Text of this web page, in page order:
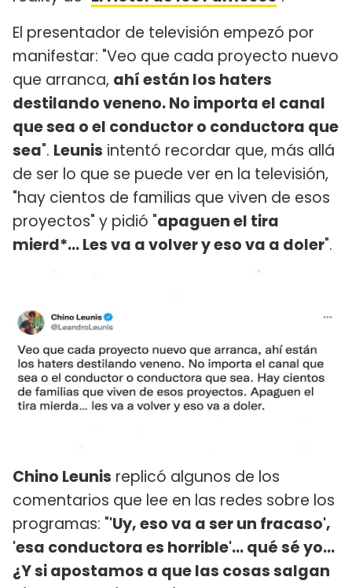
El presentador de televisión empezó por
manifestar: "Veo que cada proyecto nuevo
que arranca, ahí están los haters
destilando veneno. No importa el canal
que sea o el conductor o conductora que
sea". Leunis intentó recordar que, más allá
de ser lo que se puede ver en la televisión,
"hay cientos de familias que viven de esos
proyectos" y pidió "apaguen el tira
mierd*... Les va a volver y eso va a doler".
Chino Leunis replicó algunos de los
comentarios que lee en las redes sobre los
programas: "'Uy, eso va a ser un fracaso',
'esa conductora es horrible'… qué sé yo…
¿Y si apostamos a que las cosas salgan